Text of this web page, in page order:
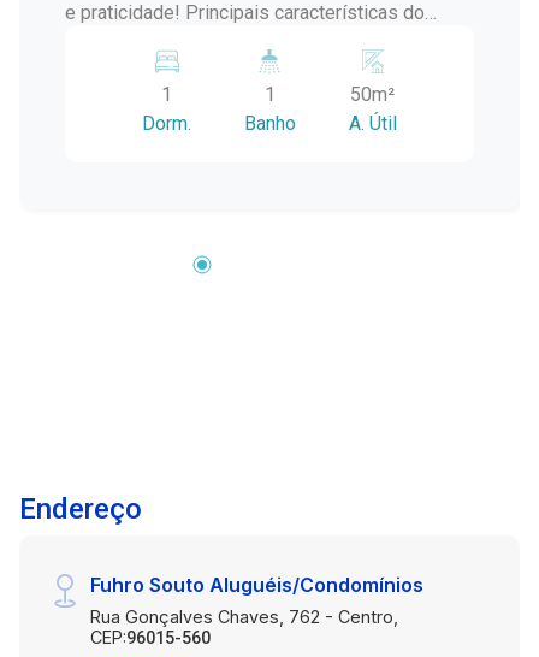
e praticidade! Principais características do
momentos de relaxamento. Cozinha funcional,
ideal para preparar refeições deliciosas. Área
de serviço prática e conveniente. Um dormitório
para você desfrutar de seu espaço pessoal.
1
Dorm.
1
Banho
50m²
A. Útil
Endereço
Fuhro Souto Aluguéis/Condomínios
Rua Gonçalves Chaves, 762 - Centro,
CEP:96015-560